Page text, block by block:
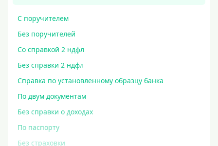
С поручителем
Без поручителей
Со справкой 2 ндфл
Без справки 2 ндфл
Справка по установленному образцу банка
По двум документам
Без справки о доходах
По паспорту
Без страховки